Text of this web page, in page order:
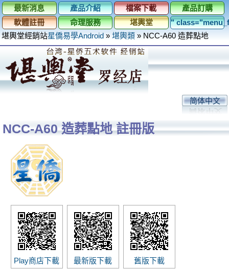
最新消息 產品介紹 檔案下載
產品訂購
軟體註冊
命理服務 堪輿堂
"
堪輿堂經銷站星僑易學Android » 堪輿類 » NCC-A60 造葬點地
简体中文
NCC-A60 造葬點地 註冊版
Play商店下載 最新版下載
舊版下載